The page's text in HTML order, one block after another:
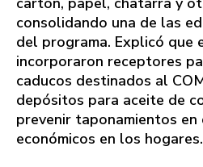
consolidando una de las
del programa. Explicó que
incorporaron receptores
caducos destinados al
depósitos para aceite de
prevenir taponamientos en
económicos en los hogares.